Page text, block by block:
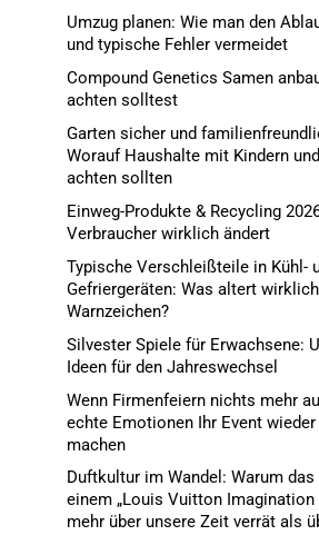
Umzug planen: Wie man den
und typische Fehler vermeidet
Compound Genetics Samen
achten solltest
Garten sicher und
Worauf Haushalte mit Kindern
achten sollten
Einweg-Produkte & Recycling
Verbraucher wirklich ändert
Typische Verschleißteile in Kühl-
Gefriergeräten: Was altert
Warnzeichen?
Silvester Spiele für Erwachsene:
Ideen für den Jahreswechsel
Wenn Firmenfeiern nichts mehr
echte Emotionen Ihr Event
machen
Duftkultur im Wandel: Warum
einem „Louis Vuitton Imagination
mehr über unsere Zeit verrät als